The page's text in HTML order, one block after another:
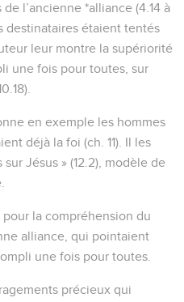
l’ancienne *alliance (4.14 à
destinataires étaient tentés
leur montre la supériorité
une fois pour toutes, sur
en exemple les hommes
déjà la foi (ch. 11). Il les
Jésus » (12.2), modèle de
la compréhension du
alliance, qui pointaient
une fois pour toutes.
précieux qui